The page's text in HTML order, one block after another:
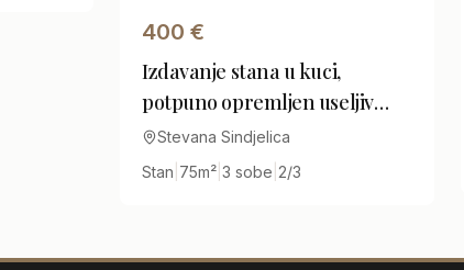
400€
Izdavanje stana u kuci,
potpuno opremljen useljiv
odmah
Stevana Sindjelica